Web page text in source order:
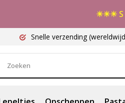
☀☀☀ S
Snelle verzending